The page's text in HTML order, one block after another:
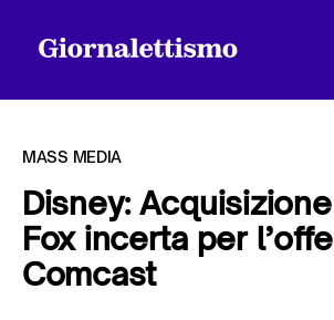
Tutti gli articoli
MASS MEDIA
Disney:
Fox incerta per
Comcast